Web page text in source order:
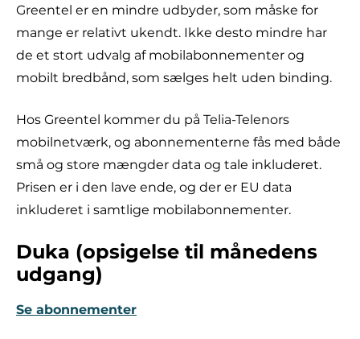
Greentel er en mindre udbyder, som måske for
mange er relativt ukendt. Ikke desto mindre har
de et stort udvalg af mobilabonnementer og
mobilt bredbånd, som sælges helt uden binding.
Hos Greentel kommer du på Telia-Telenors
mobilnetværk, og abonnementerne fås med både
små og store mængder data og tale inkluderet.
Prisen er i den lave ende, og der er EU data
inkluderet i samtlige mobilabonnementer.
Duka (opsigelse til månedens
udgang)
Se abonnementer